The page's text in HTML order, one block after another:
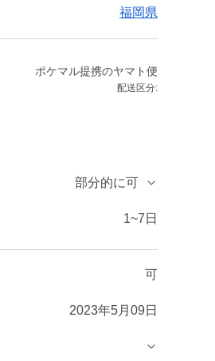
福岡県
ポケマル提携のヤマト便
配送区分:
部分的に可
1~7日
可
2023年5月09日